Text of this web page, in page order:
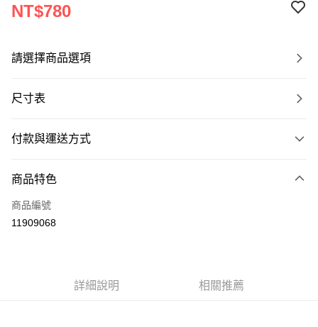
NT$780
請選擇商品選項
尺寸表
付款與運送方式
信用卡一次付款
運送方式
商品特色
商品編號
11909068
詳細說明 相關推薦